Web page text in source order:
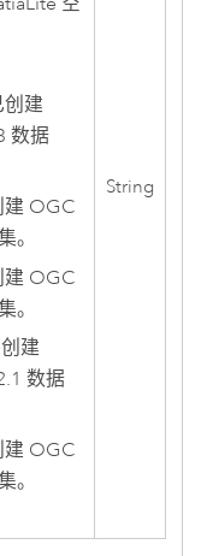
创建
数据
建 OGC
。
建 OGC
。
建
数据
建 OGC
。
String